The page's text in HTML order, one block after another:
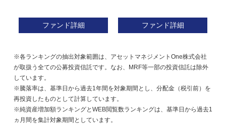
ファンド詳細 ファンド詳細
※各ランキングの抽出対象範囲は、アセットマネジメントOne株式会社
が取扱う全ての公募投資信託です。なお、MRF等一部の投資信託は除外
しています。
※騰落率は、基準日から過去1年間を対象期間とし、分配金（税引前）を
再投資したものとして計算しています。
※純資産増加額ランキングとWEB閲覧数ランキングは、基準日から過去1
ヵ月間を集計対象期間としています。